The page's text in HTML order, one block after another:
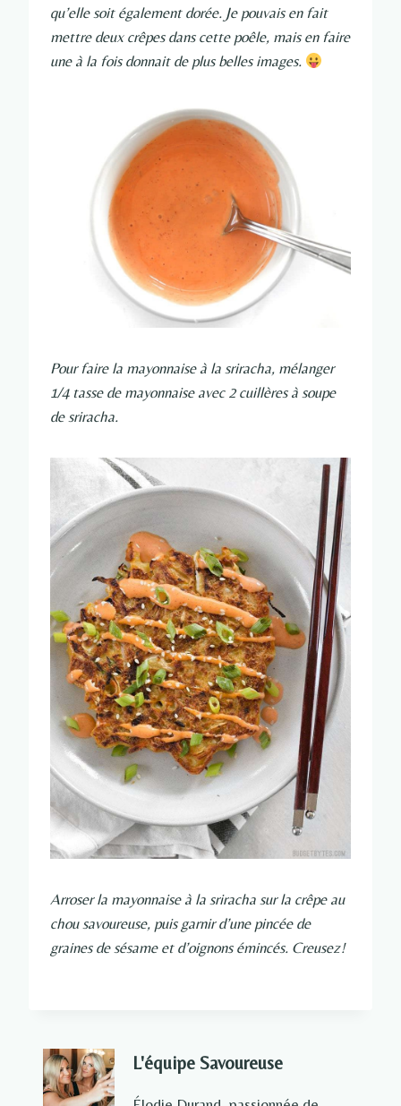
qu’elle soit également dorée. Je pouvais en fait
mettre deux crêpes dans cette poêle, mais en faire
une à la fois donnait de plus belles images.
Pour faire la mayonnaise à la sriracha, mélanger
1/4 tasse de mayonnaise avec 2 cuillères à soupe
de sriracha.
Arroser la mayonnaise à la sriracha sur la crêpe au
chou savoureuse, puis garnir d’une pincée de
graines de sésame et d’oignons émincés. Creusez!
L'équipe Savoureuse